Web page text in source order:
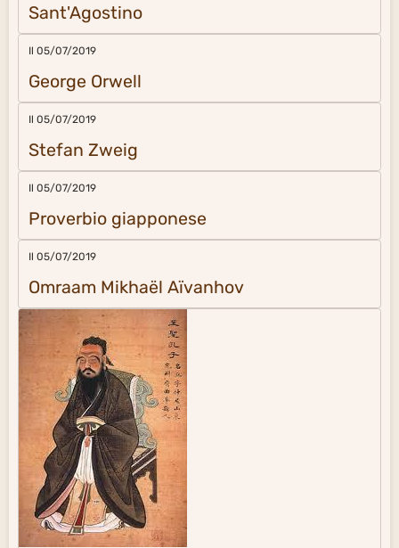
Sant'Agostino
Il 05/07/2019
George Orwell
Il 05/07/2019
Stefan Zweig
Il 05/07/2019
Proverbio giapponese
Il 05/07/2019
Omraam Mikhaël Aïvanhov